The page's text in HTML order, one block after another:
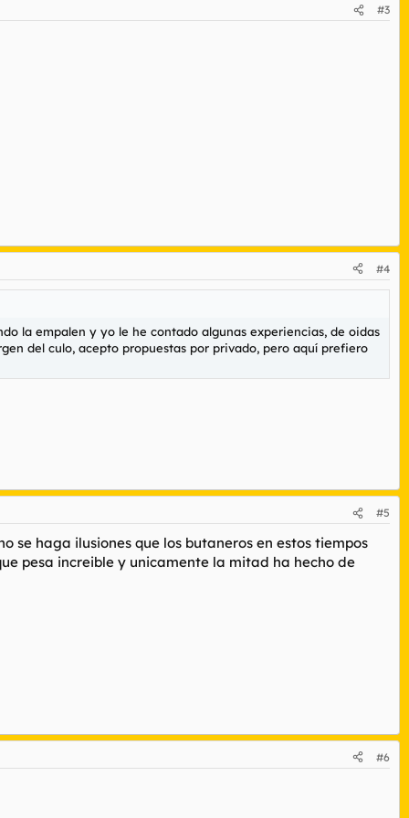
#3
#4
la empalen y yo le he contado algunas experiencias, de oidas
del culo, acepto propuestas por privado, pero aquí prefiero
#5
se haga ilusiones que los butaneros en estos tiempos
pesa increible y unicamente la mitad ha hecho de
#6